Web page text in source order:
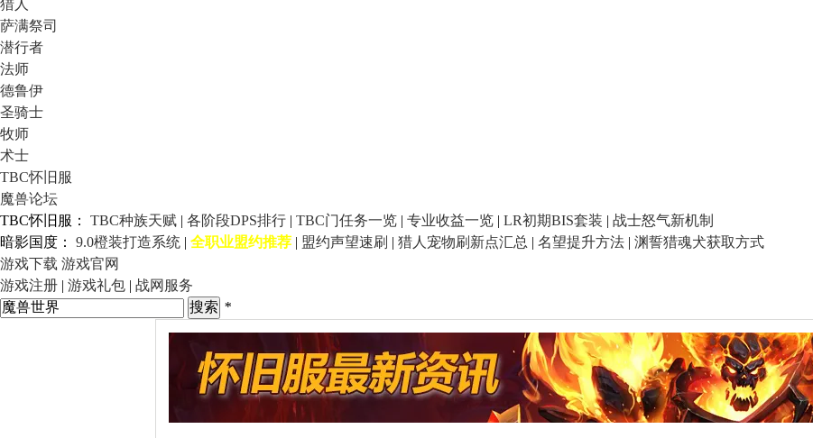
猎人
萨满祭司
潜行者
法师
德鲁伊
圣骑士
牧师
术士
TBC怀旧服
魔兽论坛
TBC怀旧服：
TBC种族天赋 | 各阶段DPS排行 | TBC门任务一览 | 专业收益一览 | LR初期BIS套装 | 战士怒气新机制
暗影国度：
9.0橙装打造系统 | 全职业盟约推荐 | 盟约声望速刷 | 猎人宠物刷新点汇总 | 名望提升方法 | 渊誓猎魂犬获取方式
游戏下载 游戏官网
游戏注册 | 游戏礼包 | 战网服务
*